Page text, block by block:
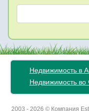
Недвижимость в
Недвижимость во
2003 - 2026 © Компания